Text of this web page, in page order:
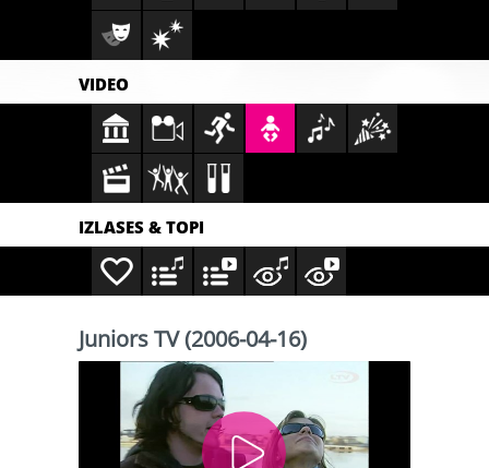
VIDEO
IZLASES & TOPI
Juniors TV (2006-04-16)